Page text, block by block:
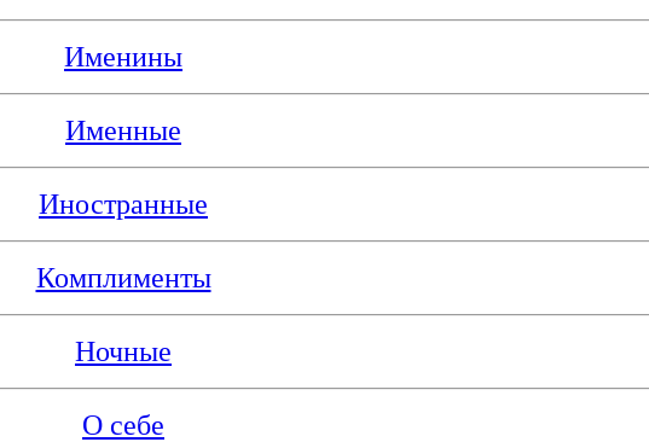
Именины
Именные
Иностранные
Комплименты
Ночные
О себе